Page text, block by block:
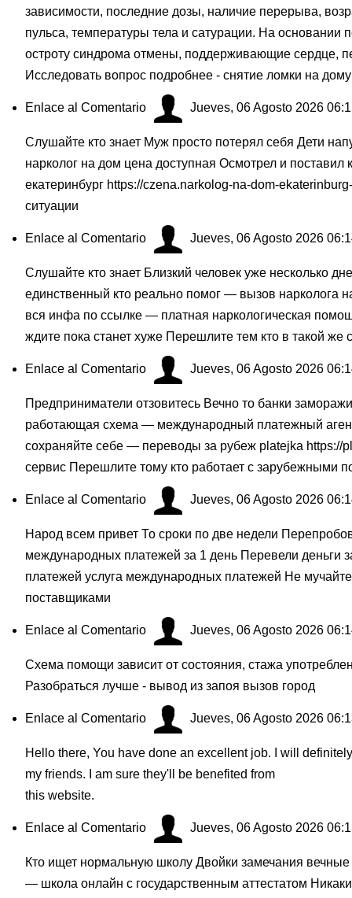
зависимости, последние дозы, наличие перерыва,
пульса, температуры тела и сатурации. На
остроту синдрома отмены, поддерживающие сердце,
Исследовать вопрос подробнее - снятие ломки на
Enlace al Comentario Jueves, 06 Agosto 2026
Слушайте кто знает Муж просто потерял себя Дети
нарколог на дом цена доступная Осмотрел и
екатеринбург https://czena.narkolog-na-dom-
ситуации
Enlace al Comentario Jueves, 06 Agosto 2026
Слушайте кто знает Близкий человек уже несколько
единственный кто реально помог — вызов
вся инфа по ссылке — платная наркологическая
ждите пока станет хуже Перешлите тем кто в такой же
Enlace al Comentario Jueves, 06 Agosto 2026
Предприниматели отзовитесь Вечно то банки
работающая схема — международный платежный
сохраняйте себе — переводы за рубеж platejka https://
сервис Перешлите тому кто работает с зарубежными
Enlace al Comentario Jueves, 06 Agosto 2026
Народ всем привет То сроки по две недели
международных платежей за 1 день Перевели
платежей услуга международных платежей Не
поставщиками
Enlace al Comentario Jueves, 06 Agosto 2026
Схема помощи зависит от состояния, стажа
Разобраться лучше - вывод из запоя вызов город
Enlace al Comentario Jueves, 06 Agosto 2026
Hello there, You have done an excellent job. I will
my friends. I am sure they'll be benefited from
this website.
Enlace al Comentario Jueves, 06 Agosto 2026
Кто ищет нормальную школу Двойки замечания
— школа онлайн с государственным аттестатом